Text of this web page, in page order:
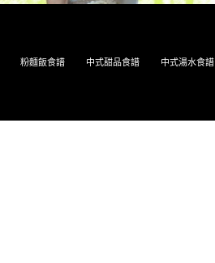
粉麵飯食譜 中式甜品食譜 中式湯水食譜